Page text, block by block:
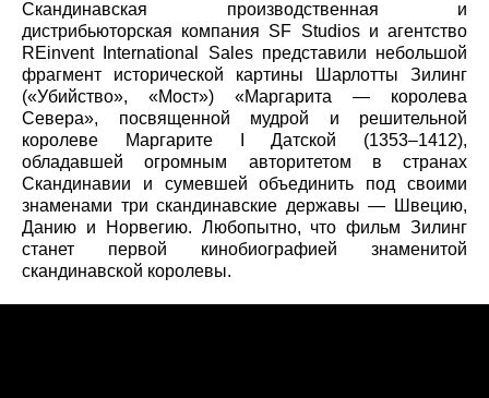
Скандинавская производственная и
дистрибьюторская компания SF Studios и агентство
REinvent International Sales представили небольшой
фрагмент исторической картины Шарлотты Зилинг
(«Убийство», «Мост») «Маргарита — королева
Севера», посвященной мудрой и решительной
королеве Маргарите I Датской (1353–1412),
обладавшей огромным авторитетом в странах
Скандинавии и сумевшей объединить под своими
знаменами три скандинавские державы — Швецию,
Данию и Норвегию. Любопытно, что фильм Зилинг
станет первой кинобиографией знаменитой
скандинавской королевы.